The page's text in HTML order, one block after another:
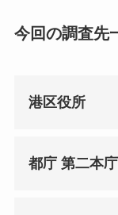
今回の調査先
港区役所
都庁 第二本